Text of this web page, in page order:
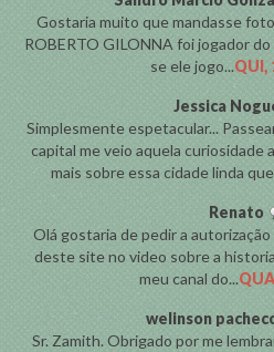
Gostaria muito que mandasse
ROBERTO GILONNA foi jogador
se ele jogo...QUI,
Jessica
Simplesmente espetacular...
capital me veio aquela curiosidade
mais sobre essa cidade linda
Renato
Olá gostaria de pedir a
deste site no video sobre a
meu canal do...
welinson
Sr. Zamith. Obrigado por me